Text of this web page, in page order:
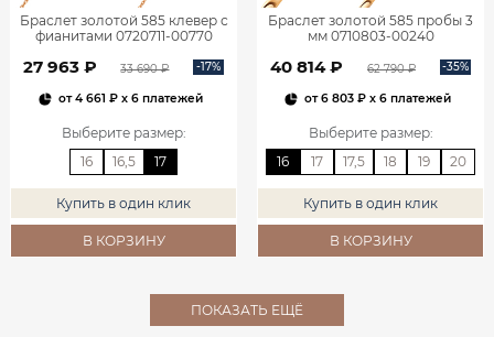
Браслет золотой 585 клевер с
фианитами 0720711-00770
27 963 ₽ 33 690 ₽ -17%
от4 661 ₽x 6 платежей
Выберите размер:
16
16,5 17
Купить в один клик
В КОРЗИНУ
Браслет золотой 585 пробы 3
мм 0710803-00240
40 814 ₽ 62 790 ₽ -35%
от6 803 ₽x 6 платежей
Выберите размер:
16
17 17,5 18 19 20
Купить в один клик
В КОРЗИНУ
ПОКАЗАТЬ ЕЩЁ